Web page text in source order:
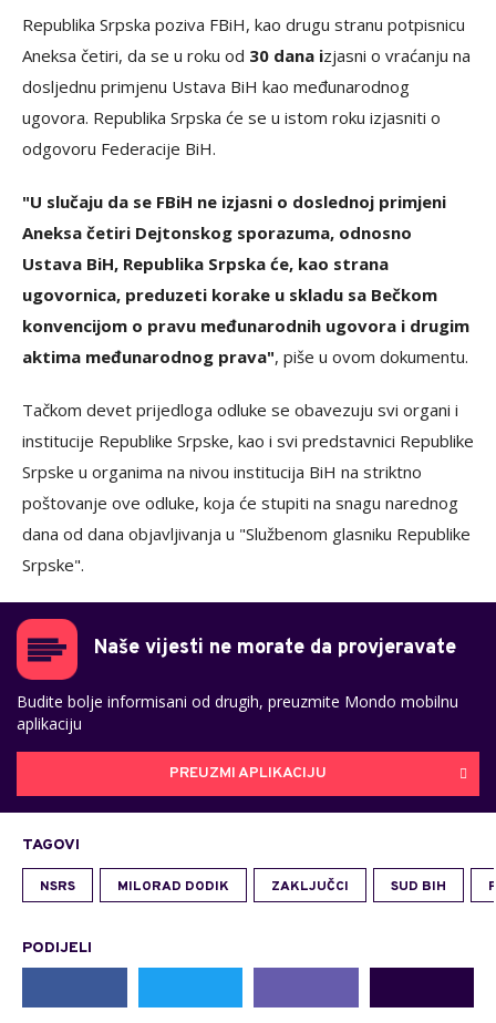
Republika Srpska poziva FBiH, kao drugu stranu potpisnicu
Aneksa četiri, da se u roku od 30 dana izjasni o vraćanju na
dosljednu primjenu Ustava BiH kao međunarodnog
ugovora. Republika Srpska će se u istom roku izjasniti o
odgovoru Federacije BiH.
"U slučaju da se FBiH ne izjasni o doslednoj primjeni
Aneksa četiri Dejtonskog sporazuma, odnosno
Ustava BiH, Republika Srpska će, kao strana
ugovornica, preduzeti korake u skladu sa Bečkom
konvencijom o pravu međunarodnih ugovora i drugim
aktima međunarodnog prava", piše u ovom dokumentu.
Tačkom devet prijedloga odluke se obavezuju svi organi i
institucije Republike Srpske, kao i svi predstavnici Republike
Srpske u organima na nivou institucija BiH na striktno
poštovanje ove odluke, koja će stupiti na snagu narednog
dana od dana objavljivanja u "Službenom glasniku Republike
Srpske".
Naše vijesti ne morate da provjeravate
Budite bolje informisani od drugih, preuzmite Mondo mobilnu
aplikaciju
PREUZMI APLIKACIJU
TAGOVI
NSRS MILORAD DODIK ZAKLJUČCI SUD BIH
PODIJELI